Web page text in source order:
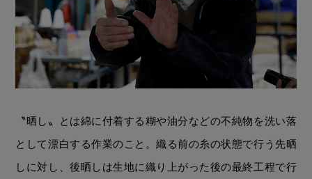
〝晒し〟とは綿に付着する糊や油分などの不純物を洗い落
として漂白する作業のこと。織る前の糸の状態で行う先晒
しに対し、後晒しは生地に織り上がった後の最終工程で行